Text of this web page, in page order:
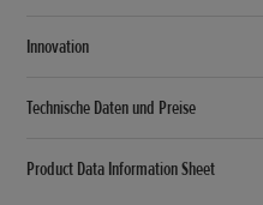
Innovation
Technische Daten und Preise
Product Data Information Sheet